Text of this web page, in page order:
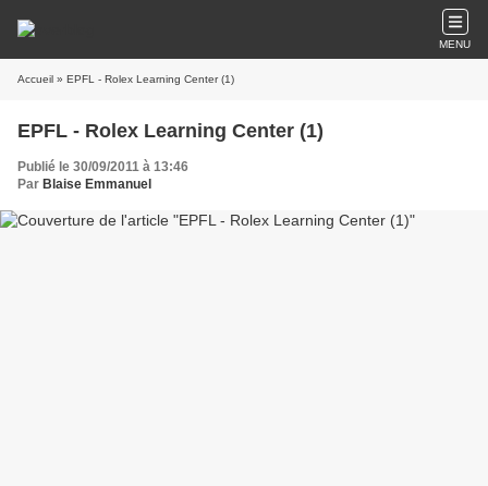
MENU
Accueil » EPFL - Rolex Learning Center (1)
EPFL - Rolex Learning Center (1)
Publié le 30/09/2011 à 13:46
Par Blaise Emmanuel